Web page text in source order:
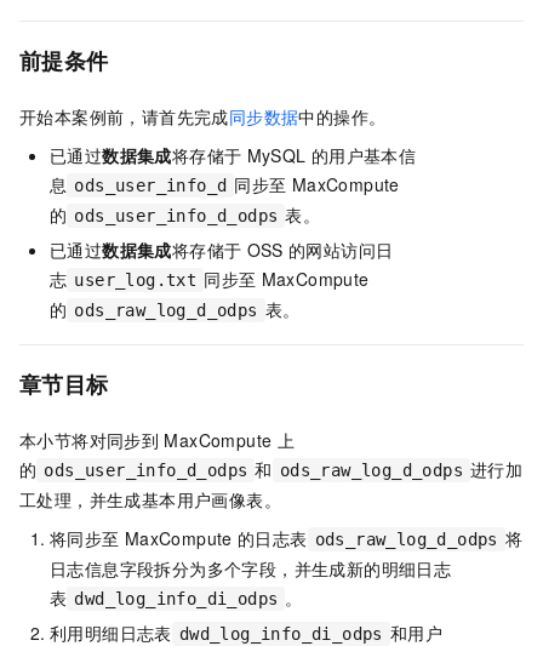
前提条件
开始本案例前，请首先完成同步数据中的操作。
已通过数据集成将存储于 MySQL 的用户基本信
息 ods_user_info_d 同步至 MaxCompute
的 ods_user_info_d_odps 表。
已通过数据集成将存储于 OSS 的网站访问日
志 user_log.txt 同步至 MaxCompute
的 ods_raw_log_d_odps 表。
章节目标
本小节将对同步到 MaxCompute 上
的 ods_user_info_d_odps 和 ods_raw_log_d_odps 进行加
工处理，并生成基本用户画像表。
将同步至 MaxCompute 的日志表 ods_raw_log_d_odps 将
日志信息字段拆分为多个字段，并生成新的明细日志
表 dwd_log_info_di_odps 。
利用明细日志表 dwd_log_info_di_odps 和用户